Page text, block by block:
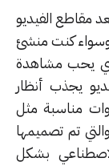
الفيديو
كنت منشئ
مشاهدة
أنظار
مثل
تصميمها
بشكل